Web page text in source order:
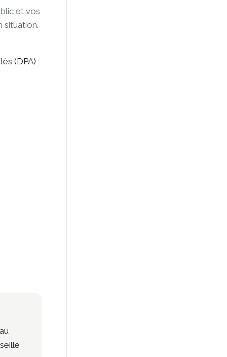
et vos
situation.
(DPA)